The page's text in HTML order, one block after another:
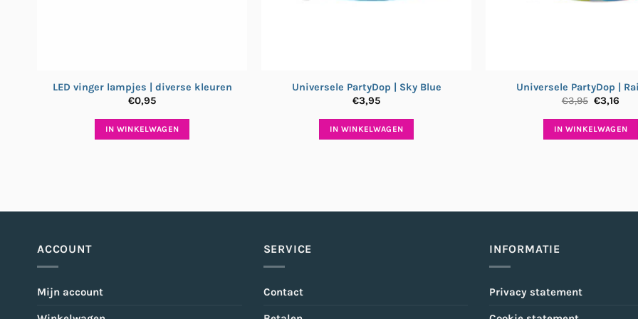
LED vinger lampjes | diverse kleuren
€0,95
IN WINKELWAGEN
Universele PartyDop | Sky Blue
€3,95
IN WINKELWAGEN
Universele PartyDop |
€3,95
was:
€3,95.
€3,16
is:
IN WINKELWAGEN
ACCOUNT
Mijn account
SERVICE
Contact
INFORMATIE
Privacy statement